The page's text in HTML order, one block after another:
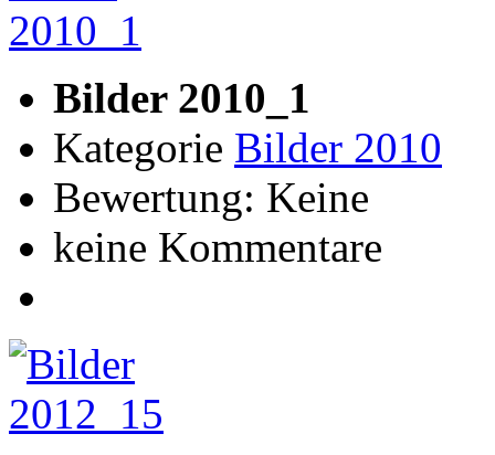
Bilder 2010_1
Kategorie Bilder 2010
Bewertung: Keine
keine Kommentare